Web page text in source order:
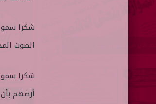
شكرا سمو
الصوت
شكرا سمو
أرضهم